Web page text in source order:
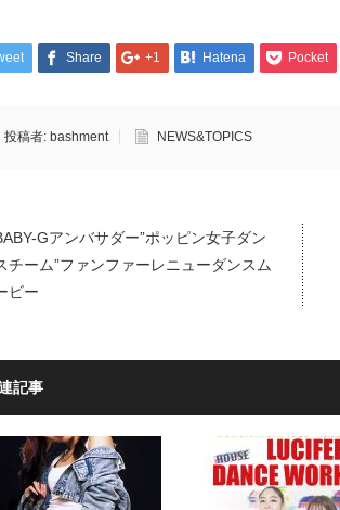
Share +1 Hatena Pocket
投稿者: bashment NEWS&TOPICS
Gアンバサダー”ポッピン女子ダン
チーム”ファンファーレニューダンスム
ビー
記事